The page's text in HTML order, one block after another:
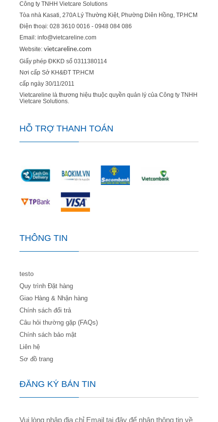
Công ty TNHH Vietcare Solutions
Tòa nhà Kasati, 270A Lý Thường Kiệt, Phường Diên Hồng, TP.HCM
Điện thoại: 028 3610 0016 - 0948 084 086
Email: info@vietcareline.com
Website: vietcareline.com
Giấy phép ĐKKD số 0311380114
Nơi cấp Sở KH&ĐT TP.HCM
cấp ngày 30/11/2011
Vietcareline là thương hiệu thuộc quyền quản lý của Công ty TNHH
Vietcare Solutions.
HỖ TRỢ THANH TOÁN
THÔNG TIN
testo
Quy trình Đặt hàng
Giao Hàng & Nhận hàng
Chính sách đổi trả
Câu hỏi thường gặp (FAQs)
Chính sách bảo mật
Liên hệ
Sơ đồ trang
ĐĂNG KÝ BẢN TIN
Vui lòng nhập địa chỉ Email tại đây để nhận thông tin về